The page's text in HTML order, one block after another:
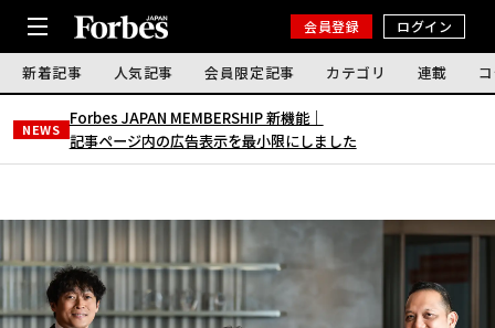
会員登録 ログイン
新着記事 人気記事 会員限定記事 カテゴリ 連載
NEWS
Forbes JAPAN MEMBERSHIP 新機能｜
記事ページ内の広告表示を最小限にしました